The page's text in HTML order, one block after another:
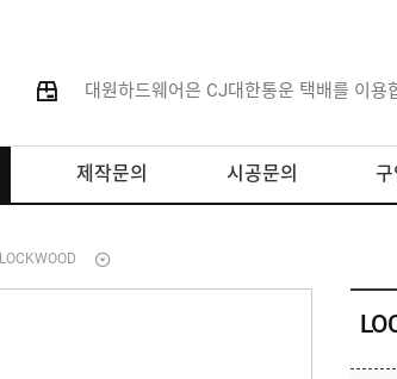
대원하드웨어은 CJ대한통운 택배를 이용
제작문의 시공문의 구
LOCKWOOD